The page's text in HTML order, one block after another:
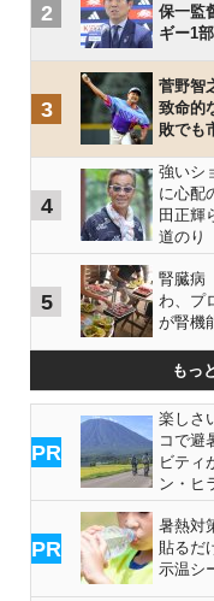
（米オハイオ州スローフ
2
保一監
ギー1
3
菅野智
致命的
敗でも
4
強いシ
に心配
田正輝
道のり
5
腎臓病
わ、プ
が腎機
もっ
PR
楽しさ
コで避
ビティ
ン・ヒ
PR
暑熱対
貼るだ
示温シ